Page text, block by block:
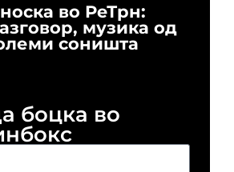
во РеТрн:
музика од
соништа
боцка во